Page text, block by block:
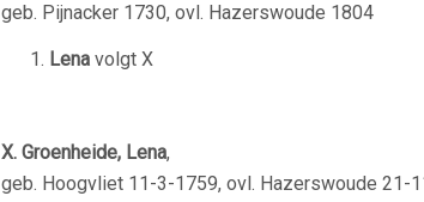
geb. Pijnacker 1730, ovl. Hazerswoude 1804
Lena volgt X
X. Groenheide, Lena,
geb. Hoogvliet 11-3-1759, ovl. Hazerswoude 21-